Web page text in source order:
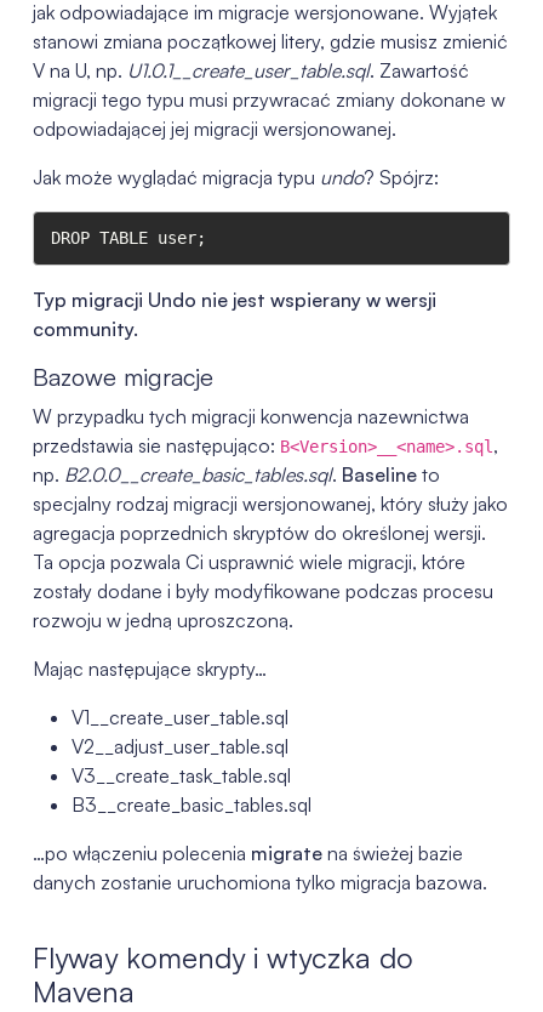
jak odpowiadające im migracje wersjonowane. Wyjątek
stanowi zmiana początkowej litery, gdzie musisz zmienić
V na U, np. U1.0.1__create_user_table.sql. Zawartość
migracji tego typu musi przywracać zmiany dokonane w
odpowiadającej jej migracji wersjonowanej.
Jak może wyglądać migracja typu undo? Spójrz:
DROP TABLE user;
Typ migracji Undo nie jest wspierany w wersji
community.
Bazowe migracje
W przypadku tych migracji konwencja nazewnictwa
przedstawia sie następująco: B<Version>__<name>.sql ,
np. B2.0.0__create_basic_tables.sql. Baselineto
specjalny rodzaj migracji wersjonowanej, który służy jako
agregacja poprzednich skryptów do określonej wersji.
Ta opcja pozwala Ci usprawnić wiele migracji, które
zostały dodane i były modyfikowane podczas procesu
rozwoju w jedną uproszczoną.
Mając następujące skrypty…
V1__create_user_table.sql
V2__adjust_user_table.sql
V3__create_task_table.sql
B3__create_basic_tables.sql
…po włączeniu polecenia migratena świeżej bazie
danych zostanie uruchomiona tylko migracja bazowa.
Flyway komendy i wtyczka do
Mavena